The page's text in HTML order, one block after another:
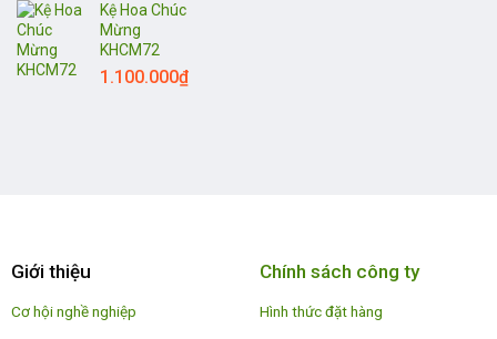
Kệ Hoa Chúc
Mừng
KHCM72
1.100.000₫
Giới thiệu
Cơ hội nghề nghiệp
Chính sách công ty
Hình thức đặt hàng